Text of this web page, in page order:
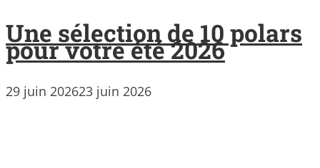
Une sélection de 10 polars
pour votre été 2026
29 juin 202623 juin 2026